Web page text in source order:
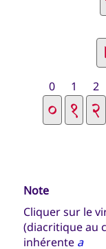
0 1 2
Note
Cliquer sur le
(diacritique au
inhérente a